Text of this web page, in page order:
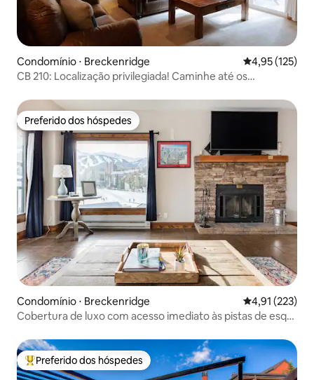
Condomínio ⋅ Breckenridge 4,95 de uma
4,95 (125)
CB 210: Localização privilegiada! Caminhe até os
Preferido dos hóspedes
Preferido dos hóspedes
Condomínio ⋅ Breckenridge 4,91 de uma
4,91 (223)
Cobertura de luxo com acesso imediato às pistas de esqui
Entre os melhores preferidos dos hóspedes
Preferido dos hóspedes